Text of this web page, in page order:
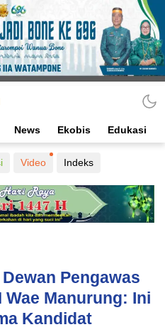
News Ekobis Edukasi
Video Indeks
Pengawas
Manurung: Ini
Kandidat